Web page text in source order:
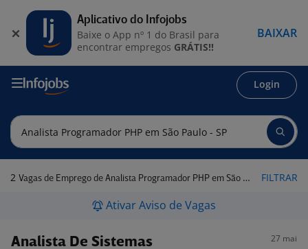
Login
2 Vagas de Emprego de Analista Programador PHP em São Paulo - SP FILTRAR
Ativar Aviso de Vagas
Analista De Sistemas 27 mai
Aplicativo do Infojobs
Baixe o App nº 1 do Brasil para
encontrar empregos GRÁTIS!!
BAIXAR